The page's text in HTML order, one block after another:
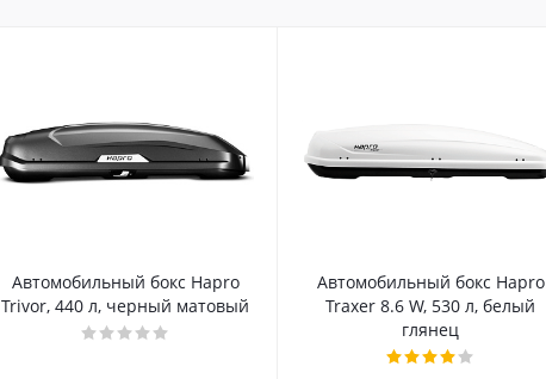
Автомобильный бокс Hapro
Trivor, 440 л, черный матовый
Автомобильный бокс Hapro
Traxer 8.6 W, 530 л, белый
глянец